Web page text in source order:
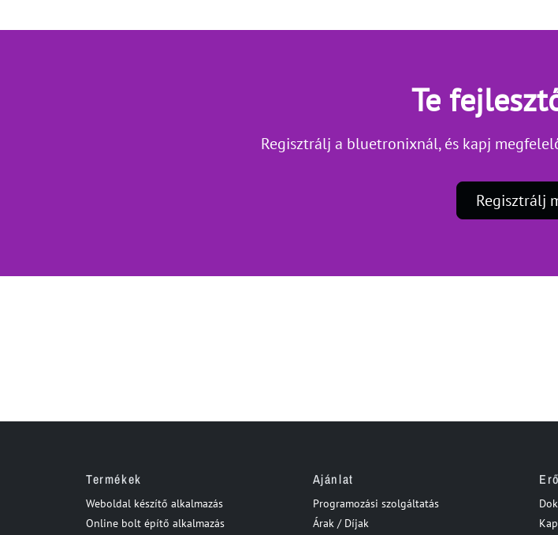
Te
Regisztrálj a bluetronixnál, és kapj
Regisztrálj
Termékek
Weboldal készítő alkalmazás
Online bolt építő alkalmazás
Ajánlat
Programozási szolgáltatás
Árak / Díjak